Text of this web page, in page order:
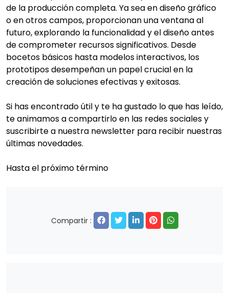
de la producción completa. Ya sea en diseño gráfico
o en otros campos, proporcionan una ventana al
futuro, explorando la funcionalidad y el diseño antes
de comprometer recursos significativos. Desde
bocetos básicos hasta modelos interactivos, los
prototipos desempeñan un papel crucial en la
creación de soluciones efectivas y exitosas.
Si has encontrado útil y te ha gustado lo que has leído,
te animamos a compartirlo en las redes sociales y
suscribirte a nuestra newsletter para recibir nuestras
últimas novedades.
Hasta el próximo término
Compartir :